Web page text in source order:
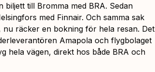
biljett till Bromma med BRA. Sedan
med Finnair. Och samma sak
räcker en bokning för hela resan. Det
Amapola och flygbolaget
hela vägen, direkt hos både BRA och